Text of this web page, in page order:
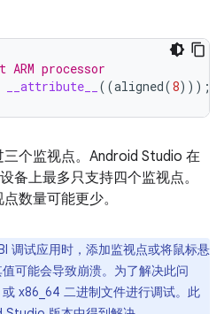
processor
__attribute__ ((aligned(8)));
个监视点。Android Studio 在
备上最多只支持四个监视点。
数量可能更少。
调试应用时，添加监视点或将鼠标悬
可能会导致崩溃。为了解决此问
x86_64 二进制文件进行调试。此